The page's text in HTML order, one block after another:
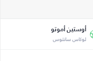
أوستين أموتو
لوكاس سانتوس